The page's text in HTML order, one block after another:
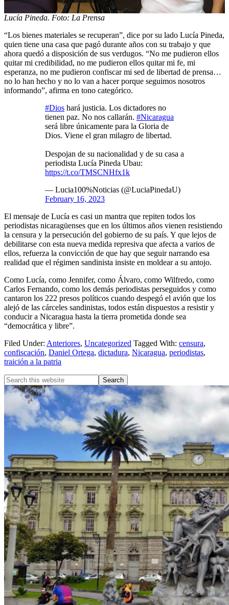
Lucía Pineda. Foto: La Prensa
“Los bienes materiales se recuperan”, dice por su lado Lucía Pineda,
quien tiene una casa que pagó durante años con su trabajo y que
ahora quedó a disposición de sus verdugos. “No me pudieron ellos
quitar mi credibilidad, no me pudieron ellos quitar mi fe, mi
esperanza, no me pudieron confiscar mi sed de libertad de prensa…
no lo han hecho y no lo van a hacer porque seguimos nosotros
informando”, afirma en tono categórico.
#Dios hará justicia. Los dictadores no
tienen paz. No nos callarán. #Nicaragua
será libre únicamente para la Gloria de
Dios. Viene el gran milagro de libertad.
Despojan de su nacionalidad y de su casa a
periodista Lucía Pineda Ubau:
https://t.co/TMSCNHfx1k
— Lucia100%Noticias (@LuciaPinedaU)
February 16, 2023
El mensaje de Lucía es casi un mantra que repiten todos los
periodistas nicaragüenses que en los últimos años vienen resistiendo
la censura y la persecución del gobierno de su país. Y que lejos de
debilitarse con esta nueva medida represiva que afecta a varios de
ellos, refuerza la convicción de que hay que seguir narrando esa
realidad que el régimen sandinista insiste en moldear a su antojo.
Como Lucía, como Jennifer, como Álvaro, como Wilfredo, como
Carlos Fernando, como los demás periodistas perseguidos y como
cantaron los 222 presos políticos cuando despegó el avión que los
alejó de las cárceles sandinistas, todos están dispuestos a resistir y
conducir a Nicaragua hasta la tierra prometida donde sea
“democrática y libre”.
Filed Under: Anteriores, Uncategorized Tagged With: censura,
confiscación, Daniel Ortega, dictadura, Nicaragua, periodistas,
traición a la patria